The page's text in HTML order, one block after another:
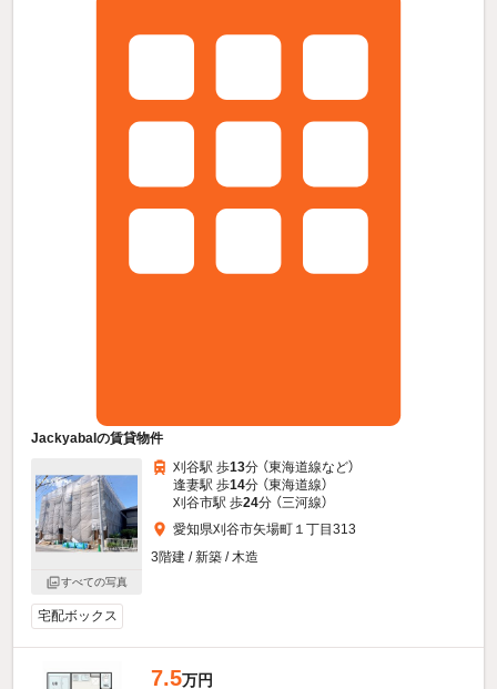
JackyabaIの賃貸物件
すべての写真
刈谷駅 歩13分 （東海道線など）
逢妻駅 歩14分 （東海道線）
刈谷市駅 歩24分 （三河線）
愛知県刈谷市矢場町１丁目313
3階建 / 新築 / 木造
宅配ボックス
7.5万円